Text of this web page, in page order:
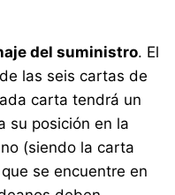
del suministro. El
las seis cartas de
carta tendrá un
su posición en la
(siendo la carta
se encuentre en